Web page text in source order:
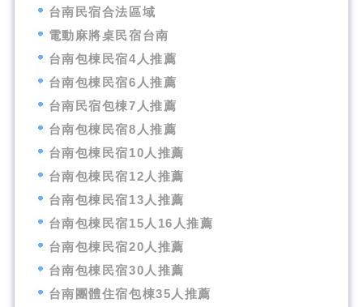
台南民宿合法區域
電動麻將桌民宿台南
台南包棟民宿4人推薦
台南包棟民宿6人推薦
台南民宿包棟7人推薦
台南包棟民宿8人推薦
台南包棟民宿10人推薦
台南包棟民宿12人推薦
台南包棟民宿13人推薦
台南包棟民宿15人16人推薦
台南包棟民宿20人推薦
台南包棟民宿30人推薦
台南團體住宿包棟35人推薦